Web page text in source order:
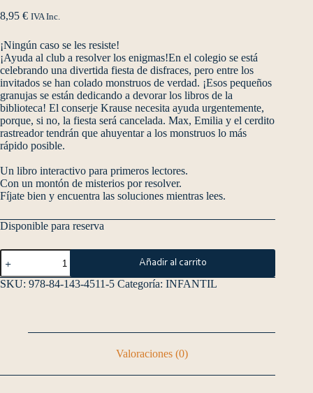
8,95 € IVA Inc.
¡Ningún caso se les resiste!
¡Ayuda al club a resolver los enigmas!En el colegio se está
celebrando una divertida fiesta de disfraces, pero entre los
invitados se han colado monstruos de verdad. ¡Esos pequeños
granujas se están dedicando a devorar los libros de la
biblioteca! El conserje Krause necesita ayuda urgentemente,
porque, si no, la fiesta será cancelada. Max, Emilia y el cerdito
rastreador tendrán que ahuyentar a los monstruos lo más
rápido posible.
Un libro interactivo para primeros lectores.
Con un montón de misterios por resolver.
Fíjate bien y encuentra las soluciones mientras lees.
Disponible para reserva
Añadir al carrito
SKU: 978-84-143-4511-5 Categoría: INFANTIL
Valoraciones (0)